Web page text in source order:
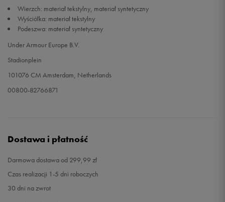
45,5 29,5 cm
46 30 cm
47 30,5 cm
Wierzch: materiał tekstylny, materiał syntetyczny
Wyściółka: materiał tekstylny
Podeszwa: materiał syntetyczny
Under Armour Europe B.V.
Stadionplein
101076 CM Amsterdam, Netherlands
00800-82766871
Dostawa i płatność
Darmowa dostawa od 299,99 zł
Czas realizacji 1-5 dni roboczych
30 dni na zwrot